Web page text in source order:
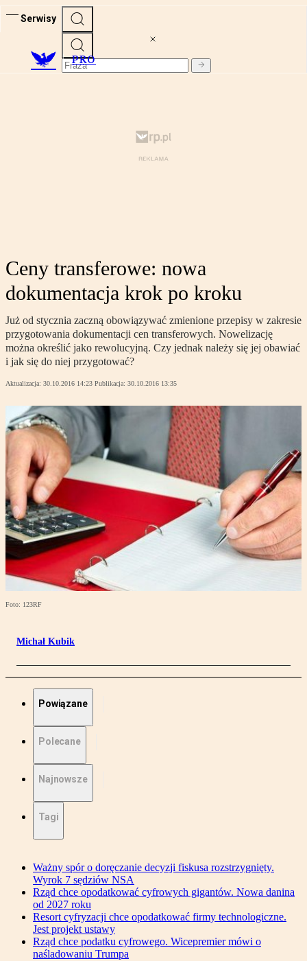
Serwisy
PRO
Ceny transferowe: nowa
dokumentacja krok po kroku
Już od stycznia zaczną obowiązywać zmienione przepisy w zakresie
przygotowania dokumentacji cen transferowych. Nowelizację
można określić jako rewolucyjną. Czy jednak należy się jej obawiać
i jak się do niej przygotować?
Aktualizacja: 30.10.2016 14:23 Publikacja: 30.10.2016 13:35
Foto: 123RF
Michał Kubik
Powiązane
Polecane
Najnowsze
Tagi
Ważny spór o doręczanie decyzji fiskusa rozstrzygnięty.
Wyrok 7 sędziów NSA
Rząd chce opodatkować cyfrowych gigantów. Nowa danina
od 2027 roku
Resort cyfryzacji chce opodatkować firmy technologiczne.
Jest projekt ustawy
Rząd chce podatku cyfrowego. Wicepremier mówi o
naśladowaniu Trumpa